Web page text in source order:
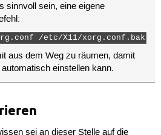
sinnvoll sein, eine eigene
/etc/X11/xorg.conf.bak
aus dem Weg zu räumen, damit
einstellen kann.
sei an dieser Stelle auf die